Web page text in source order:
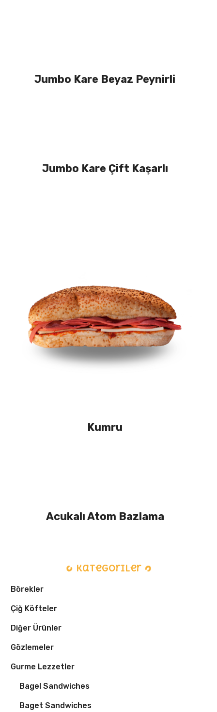
Jumbo Kare Beyaz Peynirli
Jumbo Kare Çift Kaşarlı
Kumru
Acukalı Atom Bazlama
Kategoriler
Börekler
Çiğ Köfteler
Diğer Ürünler
Gözlemeler
Gurme Lezzetler
Bagel Sandwiches
Baget Sandwiches